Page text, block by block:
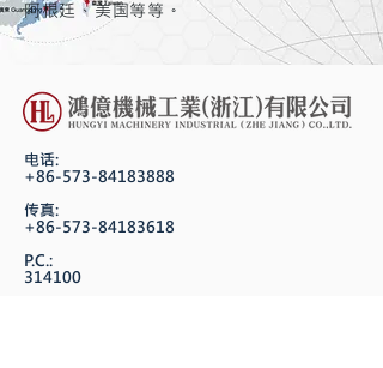
阿根廷、美国等等。
电话:
+86-573-84183888
传真:
+86-573-84183618
P.C.:
314100